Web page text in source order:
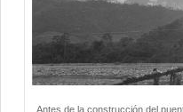
Antes de la construcción del